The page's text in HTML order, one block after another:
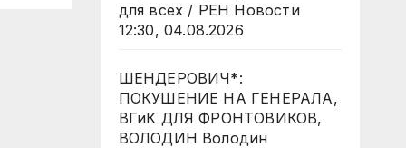
для всех / РЕН Новости
12:30, 04.08.2026
ШЕНДЕРОВИЧ*:
ПОКУШЕНИЕ НА ГЕНЕРАЛА,
ВГиК ДЛЯ ФРОНТОВИКОВ,
ВОЛОДИН Володин